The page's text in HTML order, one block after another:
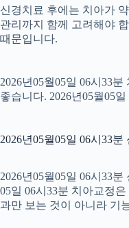
신경치료 후에는 치아가
관리까지 함께 고려해야
때문입니다.
2026년05월05일 06시33
좋습니다. 2026년05월05
2026년05월05일 06시33
2026년05월05일 06시33
05일 06시33분 치아교정
과만 보는 것이 아니라 기